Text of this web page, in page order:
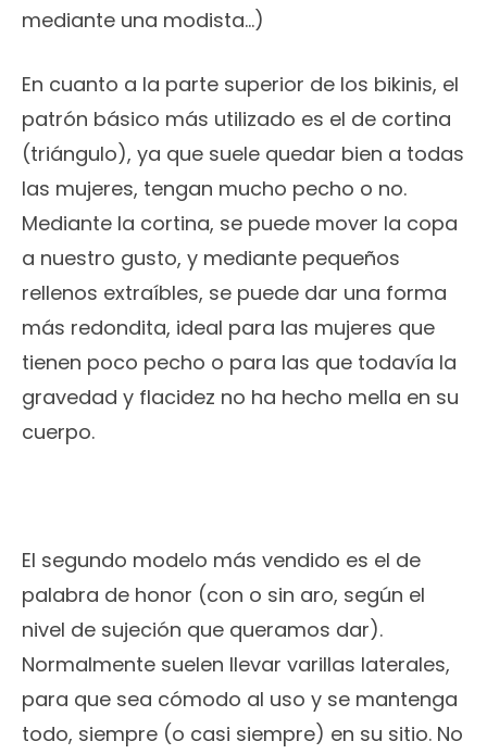
mediante una modista…)
En cuanto a la parte superior de los bikinis, el
patrón básico más utilizado es el de cortina
(triángulo), ya que suele quedar bien a todas
las mujeres, tengan mucho pecho o no.
Mediante la cortina, se puede mover la copa
a nuestro gusto, y mediante pequeños
rellenos extraíbles, se puede dar una forma
más redondita, ideal para las mujeres que
tienen poco pecho o para las que todavía la
gravedad y flacidez no ha hecho mella en su
cuerpo.
El segundo modelo más vendido es el de
palabra de honor (con o sin aro, según el
nivel de sujeción que queramos dar).
Normalmente suelen llevar varillas laterales,
para que sea cómodo al uso y se mantenga
todo, siempre (o casi siempre) en su sitio. No